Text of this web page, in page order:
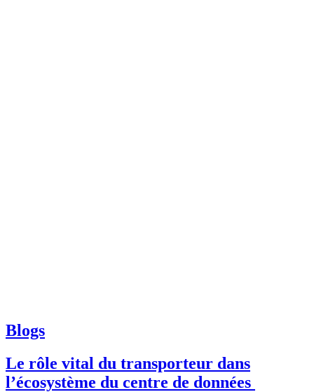
Blogs
Le rôle vital du transporteur dans
l’écosystème du centre de données